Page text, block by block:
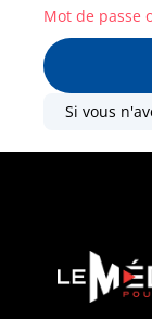
Mot de passe
Si vous